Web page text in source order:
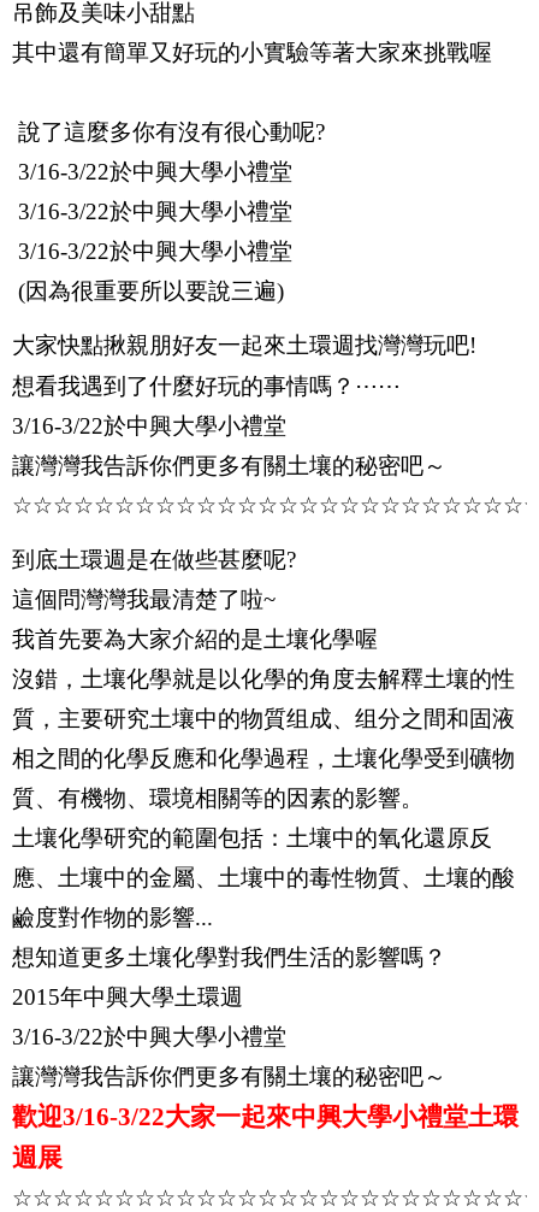
吊飾及美味小甜點
其中還有簡單又好玩的小實驗等著大家來挑戰喔
說了這麼多你有沒有很心動呢?
3/16-3/22於中興大學小禮堂
3/16-3/22於中興大學小禮堂
3/16-3/22於中興大學小禮堂
(因為很重要所以要說三遍)
大家快點揪親朋好友一起來土環週找灣灣玩吧!
想看我遇到了什麼好玩的事情嗎？ ⋯⋯
3/16-3/22於中興大學小禮堂
讓灣灣我告訴你們更多有關土壤的秘密吧～
到底土環週是在做些甚麼呢?
這個問灣灣我最清楚了啦~
我首先要為大家介紹的是土壤化學喔
沒錯，土壤化學就是以化學的角度去解釋土壤的性
質，主要研究土壤中的物質组成、组分之間和固液
相之間的化學反應和化學過程，土壤化學受到礦物
質、有機物、環境相關等的因素的影響。
土壤化學研究的範圍包括：土壤中的氧化還原反
應、土壤中的金屬、土壤中的毒性物質、土壤的酸
鹼度對作物的影響...
想知道更多土壤化學對我們生活的影響嗎？
2015年中興大學土環週
3/16-3/22於中興大學小禮堂
讓灣灣我告訴你們更多有關土壤的秘密吧～
歡迎3/16-3/22大家一起來中興大學小禮堂土環
週展